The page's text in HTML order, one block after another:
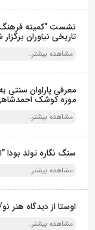
نشست "کمیته فرهنگ
تاریخی نیاوران
مشاهده بیشتر..
معرفی پاراوان سنتی
موزه کوشک
مشاهده بیشتر..
سنگ نگاره تولد بودا
مشاهده بیشتر..
اوستا از دیدگاه هنر
مشاهده بیشتر..